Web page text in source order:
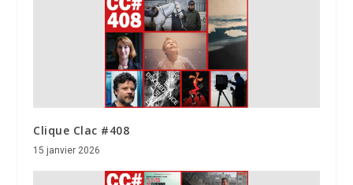
Clique Clac #408
15 janvier 2026